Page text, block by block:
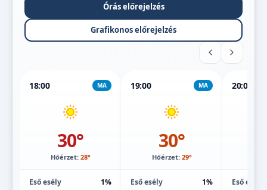
Órás előrejelzés
Grafikonos előrejelzés
18:00 MA
30°
Hőérzet: 28°
Eső esély
1%
19:00 MA
30°
Hőérzet: 29°
Eső esély
1%
20:00
Eső esély